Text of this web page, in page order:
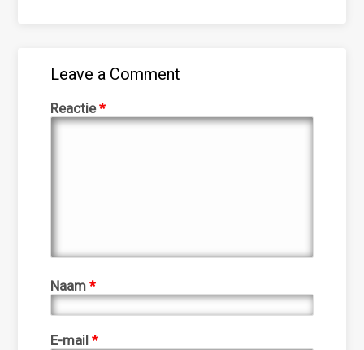
Leave a Comment
Reactie*
Naam*
E-mail*